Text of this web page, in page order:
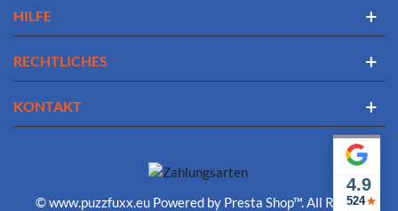
HILFE
RECHTLICHES
KONTAKT
© www.puzzfuxx.eu Powered by Presta Shop™. All Rights
4.9
524